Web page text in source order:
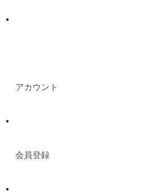
アカウント
会員登録